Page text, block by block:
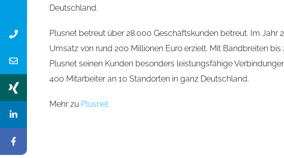
Deutschland.
Plusnet betreut über 28.000 Geschäftskunden betreut. Im Jahr
Umsatz von rund 200 Millionen Euro erzielt. Mit Bandbreiten
Plusnet seinen Kunden besonders leistungsfähige
400 Mitarbeiter an 10 Standorten in ganz Deutschland.
Mehr zu Plusnet